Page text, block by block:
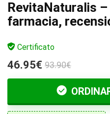
RevitaNaturalis
farmacia,
Certificato
46.95€ 93.90€